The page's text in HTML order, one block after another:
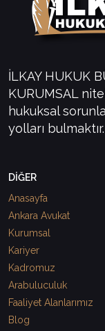
İLKAY HUKUK
KURUMSAL
hukuksal
yolları
DİĞER
Anasayfa
Ankara Avukat
Kurumsal
Kariyer
Kadromuz
Arabuluculuk
Faaliyet Alanlarımız
Blog